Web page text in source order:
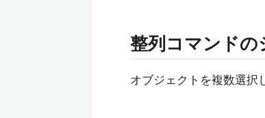
整列コマンドの
オブジェクトを複数選択